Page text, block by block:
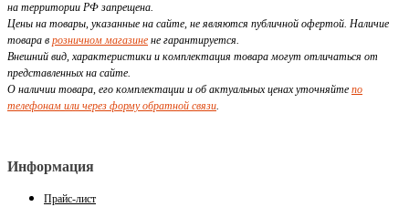
на территории РФ запрещена.
Цены на товары, указанные на сайте, не являются публичной офертой. Наличие
товара в розничном магазине не гарантируется.
Внешний вид, характеристики и комплектация товара могут отличаться от
представленных на сайте.
О наличии товара, его комплектации и об актуальных ценах уточняйте по
телефонам или через форму обратной связи.
Информация
Прайс-лист